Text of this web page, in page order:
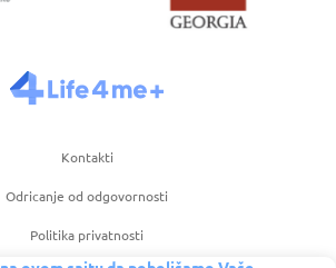
Kontakti
Odricanje od odgovornosti
Politika privatnosti